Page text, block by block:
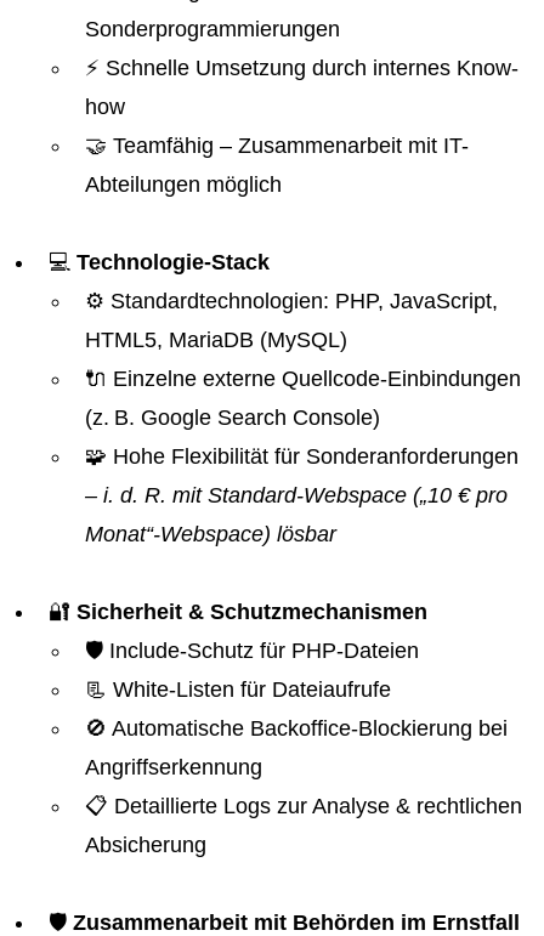
Sonderprogrammierungen
⚡ Schnelle Umsetzung durch internes Know-
how
🤝 Teamfähig – Zusammenarbeit mit IT-
Abteilungen möglich
💻 Technologie-Stack
⚙️ Standardtechnologien: PHP, JavaScript,
HTML5, MariaDB (MySQL)
🔌 Einzelne externe Quellcode-Einbindungen
(z. B. Google Search Console)
🧩 Hohe Flexibilität für Sonderanforderungen
– i. d. R. mit Standard-Webspace („10 € pro
Monat“-Webspace) lösbar
🔐 Sicherheit & Schutzmechanismen
🛡️ Include-Schutz für PHP-Dateien
📃 White-Listen für Dateiaufrufe
🚫 Automatische Backoffice-Blockierung bei
Angriffserkennung
📋 Detaillierte Logs zur Analyse & rechtlichen
Absicherung
🛡️ Zusammenarbeit mit Behörden im Ernstfall